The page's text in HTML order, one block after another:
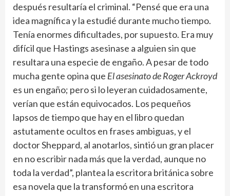
después resultaría el criminal. “Pensé que era una
idea magnífica y la estudié durante mucho tiempo.
Tenía enormes dificultades, por supuesto. Era muy
difícil que Hastings asesinase a alguien sin que
resultara una especie de engaño. A pesar de todo
mucha gente opina que El asesinato de Roger Ackroyd
es un engaño; pero si lo leyeran cuidadosamente,
verían que están equivocados. Los pequeños
lapsos de tiempo que hay en el libro quedan
astutamente ocultos en frases ambiguas, y el
doctor Sheppard, al anotarlos, sintió un gran placer
en no escribir nada más que la verdad, aunque no
toda la verdad”, plantea la escritora británica sobre
esa novela que la transformó en una escritora